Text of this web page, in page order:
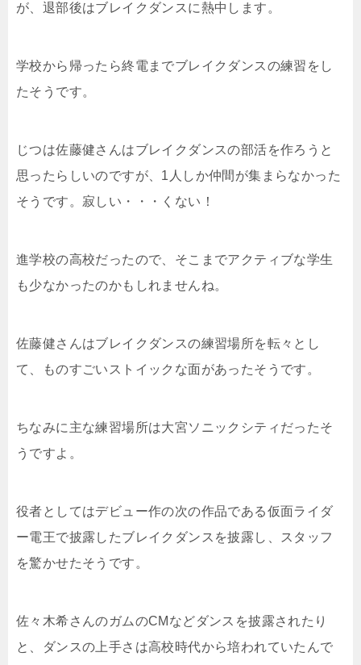
が、退部後はブレイクダンスに熱中します。
学校から帰ったら終電までブレイクダンスの練習をし
たそうです。
じつは佐藤健さんはブレイクダンスの部活を作ろうと
思ったらしいのですが、1人しか仲間が集まらなかった
そうです。寂しい・・・くない！
進学校の高校だったので、そこまでアクティブな学生
も少なかったのかもしれませんね。
佐藤健さんはブレイクダンスの練習場所を転々とし
て、ものすごいストイックな面があったそうです。
ちなみに主な練習場所は大宮ソニックシティだったそ
うですよ。
役者としてはデビュー作の次の作品である仮面ライダ
ー電王で披露したブレイクダンスを披露し、スタッフ
を驚かせたそうです。
佐々木希さんのガムのCMなどダンスを披露されたり
と、ダンスの上手さは高校時代から培われていたんで